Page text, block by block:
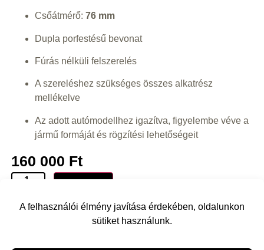
A felhasználói élmény javítása érdekében, oldalunkon
sütiket használunk.
Csőátmérő: 76 mm
Dupla porfestésű bevonat
Fúrás nélküli felszerelés
A szereléshez szükséges összes alkatrész
mellékelve
Az adott autómodellhez igazítva, figyelembe véve a
jármű formáját és rögzítési lehetőségeit
160 000 Ft